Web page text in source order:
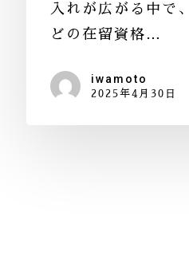
入れが広がる中で
どの在留資格…
iwamoto
2025年4月30日